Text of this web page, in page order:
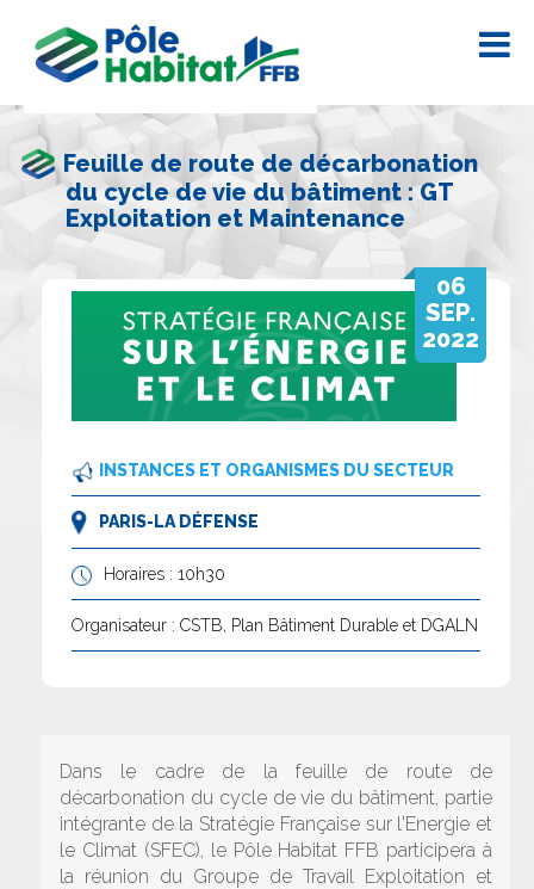
Feuille de route de décarbonation
du cycle de vie du bâtiment : GT
Exploitation et Maintenance
06
SEP.
2022
INSTANCES ET ORGANISMES DU SECTEUR
PARIS-LA DÉFENSE
Horaires : 10h30
Organisateur : CSTB, Plan Bâtiment Durable et DGALN
Dans le cadre de la feuille de route de
décarbonation du cycle de vie du bâtiment, partie
intégrante de la Stratégie Française sur l'Energie et
le Climat (SFEC), le Pôle Habitat FFB participera à
la réunion du Groupe de Travail Exploitation et